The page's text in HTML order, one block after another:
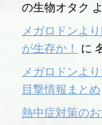
の生物オタク
メガロドンよ
が生存か！
に
メガロドンよ
目撃情報まとめ
熱中症対策の